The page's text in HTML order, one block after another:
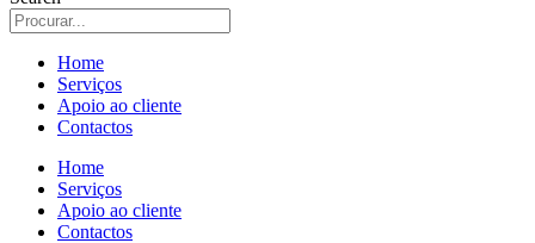
Home
Serviços
Apoio ao cliente
Contactos
Home
Serviços
Apoio ao cliente
Contactos